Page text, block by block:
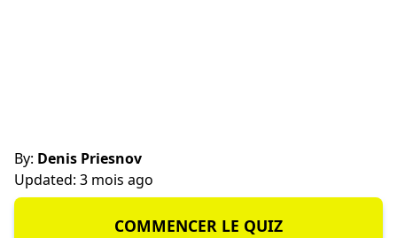
By: Denis Priesnov
Updated: 3 mois ago
COMMENCER LE QUIZ